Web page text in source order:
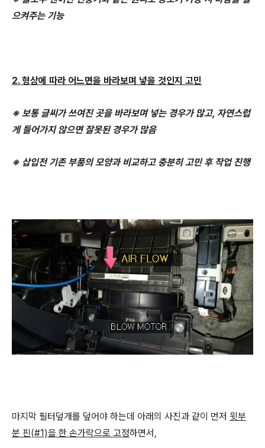
으켜주는 기능
2. 형상에 따라 어느면을 바라보며 넣을 것인지 고민
※ 보통 글씨가 쓰여진 곳을 바라보며 넣는 경우가 많고, 자연스럽
게 들어가지 않으면 잘못된 경우가 많음
※ 삽입전 기존 부품의 모양과 비교하고 충분히 고민 후 작업 진행
마지막 필터덮개를 덮어야 하는데 아래의 사진과 같이 먼저 윗부
분 핀(#1)을 한 손가락으로 고정하면서,